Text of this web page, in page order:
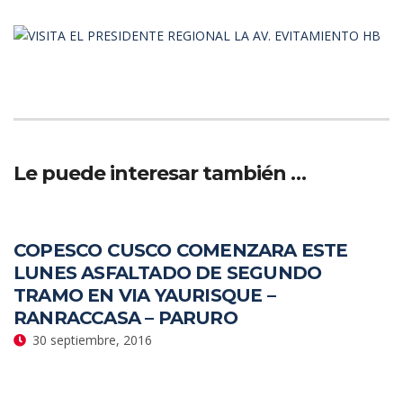
Le puede interesar también …
COPESCO CUSCO COMENZARA ESTE
LUNES ASFALTADO DE SEGUNDO
TRAMO EN VIA YAURISQUE –
RANRACCASA – PARURO
30 septiembre, 2016